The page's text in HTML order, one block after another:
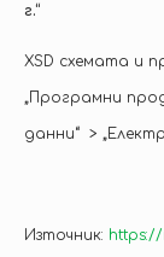
г.“
XSD схемата и
„Програмни
данни“ >
Източник: